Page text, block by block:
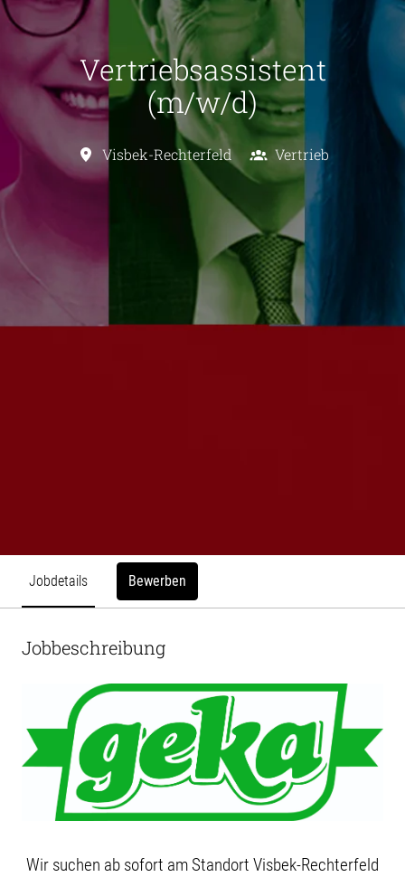
Vertriebsassistent
(m/w/d)
Visbek-Rechterfeld Vertrieb
Jobdetails Bewerben
Jobbeschreibung
Wir suchen ab sofort am Standort Visbek-Rechterfeld